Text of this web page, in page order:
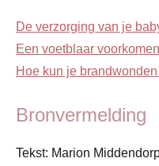
De verzorging van je
Een voetblaar
Hoe kun je
Bronvermelding
Tekst: Marion